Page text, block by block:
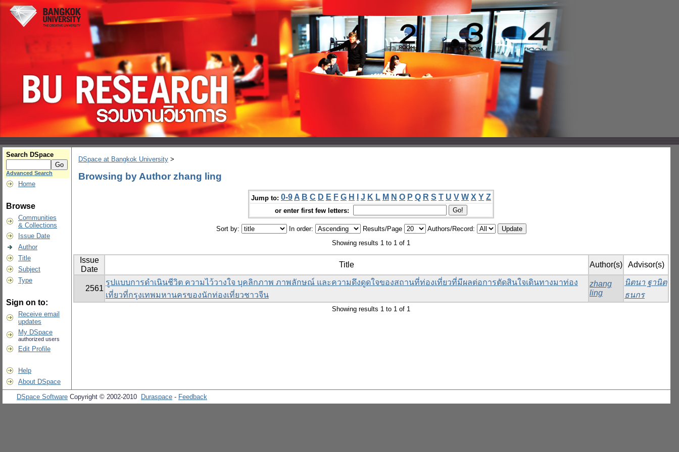
Search DSpace
Advanced Search
Home
Browse
Communities
& Collections
Issue Date
Author
Title
Subject
Type
Sign on to:
Receive email
updates
My DSpace
authorized users
Edit Profile
Help
About DSpace
DSpace at Bangkok University >
Browsing by Author zhang ling
Jump to: 0-9 A B C D E F G H J K L M N O P Q R S T U V W X Y Z
or enter first few letters:
Sort by: In order: Results/Page
Authors/Record:
Showing results 1 to 1 of 1
Issue
Date
Title Author(s) Advisor(s)
2561
รูปแบบการดำเนินชีวิต ความไว้วางใจ บุคลิกภาพ ภาพลักษณ์ และความดึงดูดใจของสถานที่ท่องเที่ยวที่มีผลต่อการตัดสินใจเดินทางมาท่อง
เที่ยวที่กรุงเทพมหานครของนักท่องเที่ยวชาวจีน
zhang
ling
นิตนา ฐานิต
ธนกร
Showing results 1 to 1 of 1
DSpace Software Copyright © 2002-2010 Duraspace - Feedback